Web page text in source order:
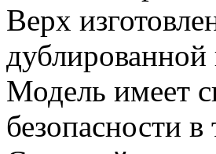
Верх
Модель имеет
безопасности